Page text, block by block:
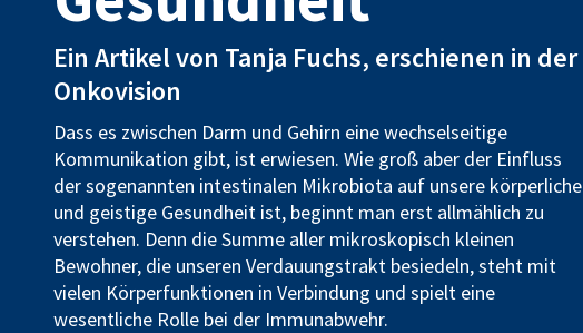
Ein Artikel von Tanja Fuchs, erschienen in der
Onkovision
Dass es zwischen Darm und Gehirn eine wechselseitige
Kommunikation gibt, ist erwiesen. Wie groß aber der Einfluss
der sogenannten intestinalen Mikrobiota auf unsere körperliche
und geistige Gesundheit ist, beginnt man erst allmählich zu
verstehen. Denn die Summe aller mikroskopisch kleinen
Bewohner, die unseren Verdauungstrakt besiedeln, steht mit
vielen Körperfunktionen in Verbindung und spielt eine
wesentliche Rolle bei der Immunabwehr.